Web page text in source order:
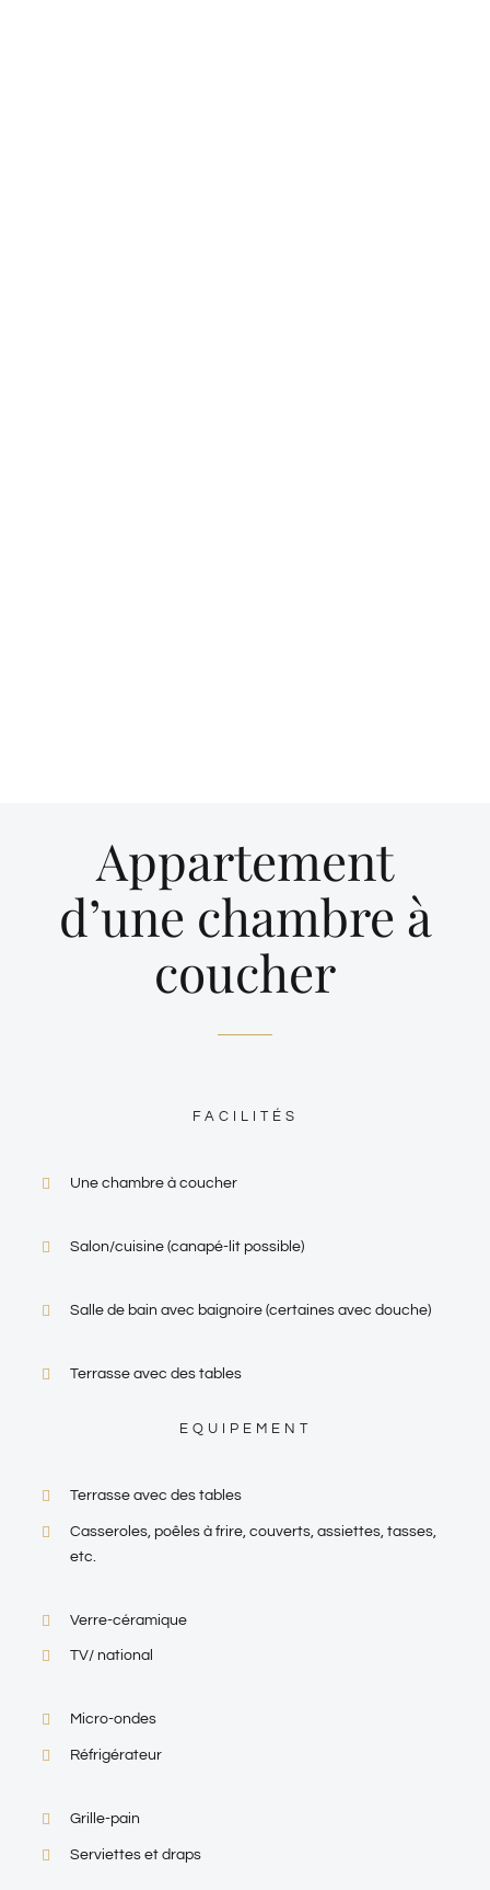
Appartement
d’une chambre à
coucher
FACILITÉS
Une chambre à coucher
Salon/cuisine (canapé-lit possible)
Salle de bain avec baignoire (certaines avec douche)
Terrasse avec des tables
EQUIPEMENT
Terrasse avec des tables
Casseroles, poêles à frire, couverts, assiettes, tasses,
etc.
Verre-céramique
TV/ national
Micro-ondes
Réfrigérateur
Grille-pain
Serviettes et draps